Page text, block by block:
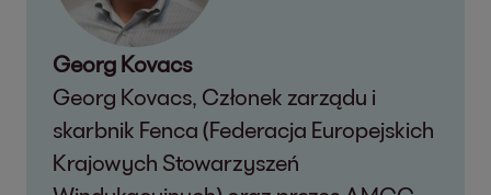
Georg Kovacs
Georg Kovacs, Członek zarządu i
skarbnik Fenca (Federacja Europejskich
Krajowych Stowarzyszeń